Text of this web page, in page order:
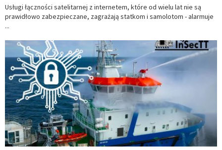
Usługi łączności satelitarnej z internetem, które od wielu lat nie są
prawidłowo zabezpieczane, zagrażają statkom i samolotom - alarmuje
...